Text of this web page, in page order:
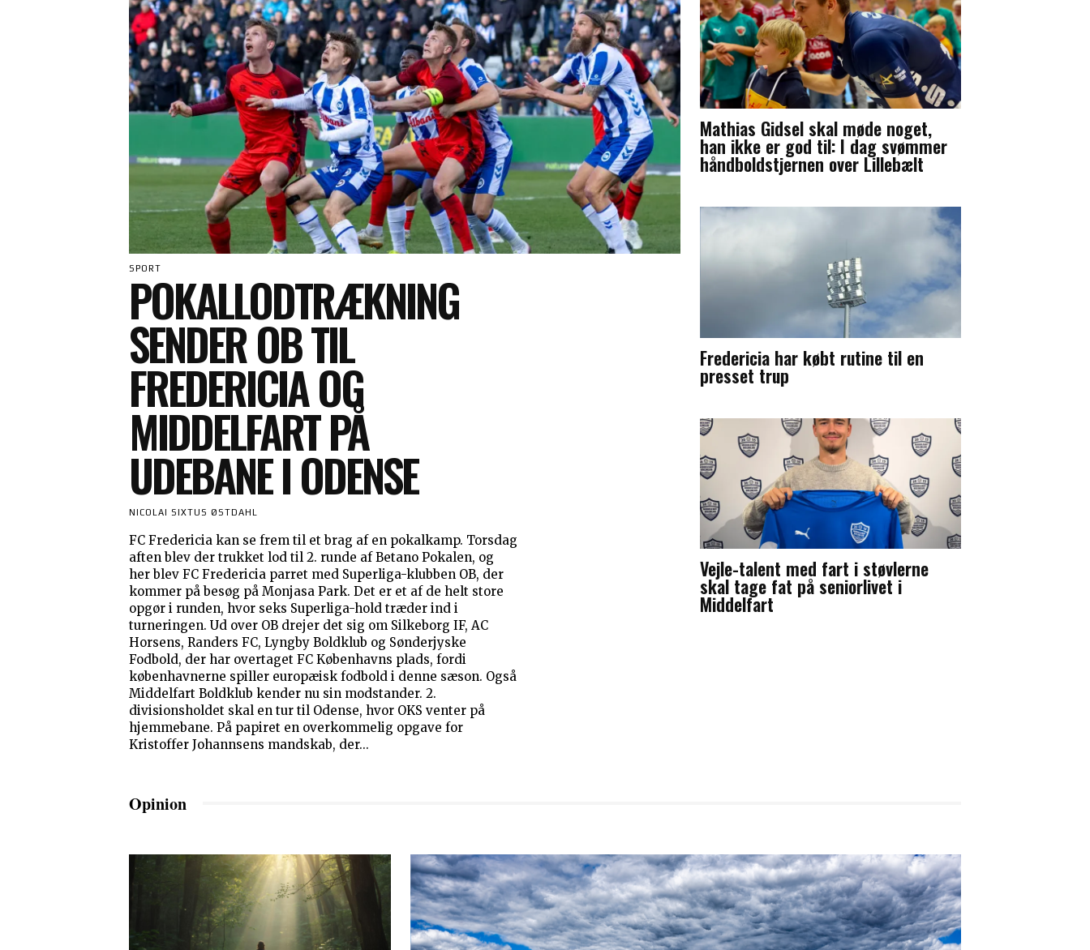
SPORT
POKALLODTRÆKNING
SENDER OB TIL
FREDERICIA OG
MIDDELFART PÅ
UDEBANE I ODENSE
NICOLAI SIXTUS ØSTDAHL
FC Fredericia kan se frem til et brag af en pokalkamp. Torsdag
aften blev der trukket lod til 2. runde af Betano Pokalen, og
her blev FC Fredericia parret med Superliga-klubben OB, der
kommer på besøg på Monjasa Park. Det er et af de helt store
opgør i runden, hvor seks Superliga-hold træder ind i
turneringen. Ud over OB drejer det sig om Silkeborg IF, AC
Horsens, Randers FC, Lyngby Boldklub og Sønderjyske
Fodbold, der har overtaget FC Københavns plads, fordi
københavnerne spiller europæisk fodbold i denne sæson. Også
Middelfart Boldklub kender nu sin modstander. 2.
divisionsholdet skal en tur til Odense, hvor OKS venter på
hjemmebane. På papiret en overkommelig opgave for
Kristoffer Johannsens mandskab, der...
Mathias Gidsel skal møde noget,
han ikke er god til: I dag svømmer
håndboldstjernen over Lillebælt
Fredericia har købt rutine til en
presset trup
Vejle-talent med fart i støvlerne
skal tage fat på seniorlivet i
Middelfart
Opinion